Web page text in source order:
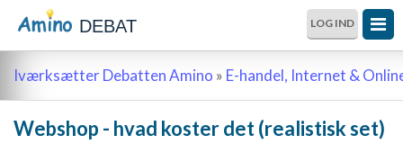
DEBAT LOG IND
Iværksætter Debatten Amino » E-handel, Internet &
Webshop - hvad koster det (realistisk set)